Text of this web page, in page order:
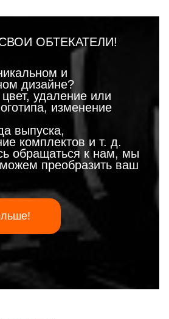
ОБТЕКАТЕЛИ!
и
дизайне?
удаление или
изменение
выпуска,
комплектов и т. д.
обращаться к нам, мы
преобразить ваш